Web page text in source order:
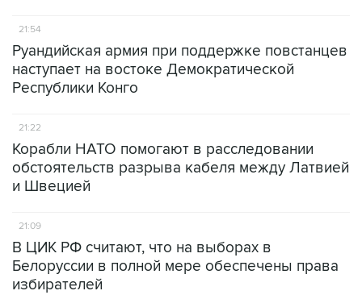
21:54
Руандийская армия при поддержке повстанцев
наступает на востоке Демократической
Республики Конго
21:22
Корабли НАТО помогают в расследовании
обстоятельств разрыва кабеля между Латвией
и Швецией
21:09
В ЦИК РФ считают, что на выборах в
Белоруссии в полной мере обеспечены права
избирателей